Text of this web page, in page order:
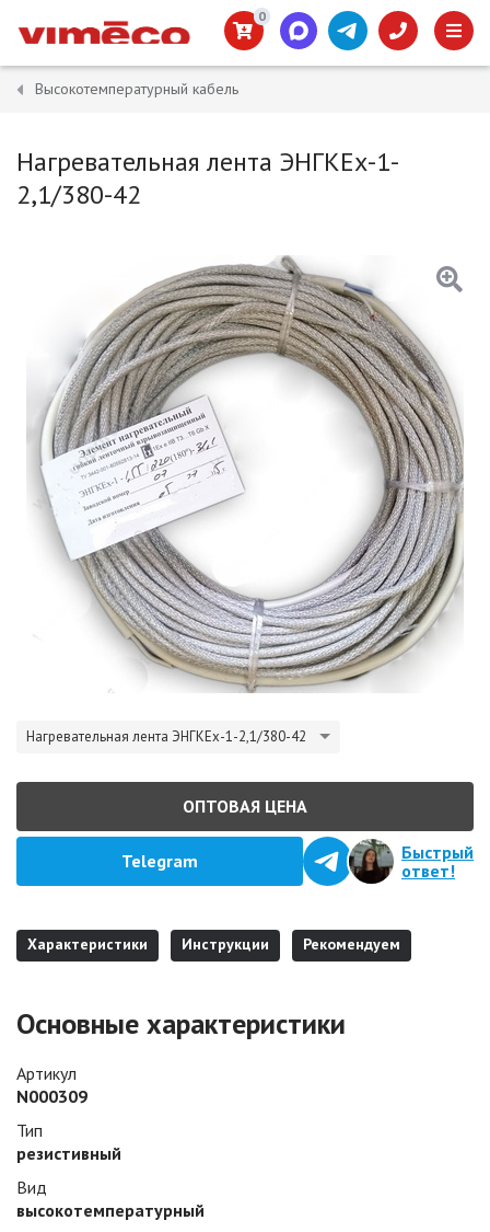
0
Высокотемпературный кабель
Нагревательная лента ЭНГКЕх-1-
2,1/380-42
Нагревательная лента ЭНГКЕх-1-2,1/380-42
ОПТОВАЯ ЦЕНА
Telegram
Быстрый
ответ!
Характеристики Инструкции Рекомендуем
Основные характеристики
Артикул
N000309
Тип
резистивный
Вид
высокотемпературный